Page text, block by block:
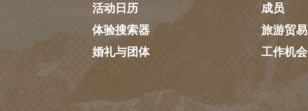
活动日历
体验搜索器
婚礼与团体
成员
旅游贸易
工作机会